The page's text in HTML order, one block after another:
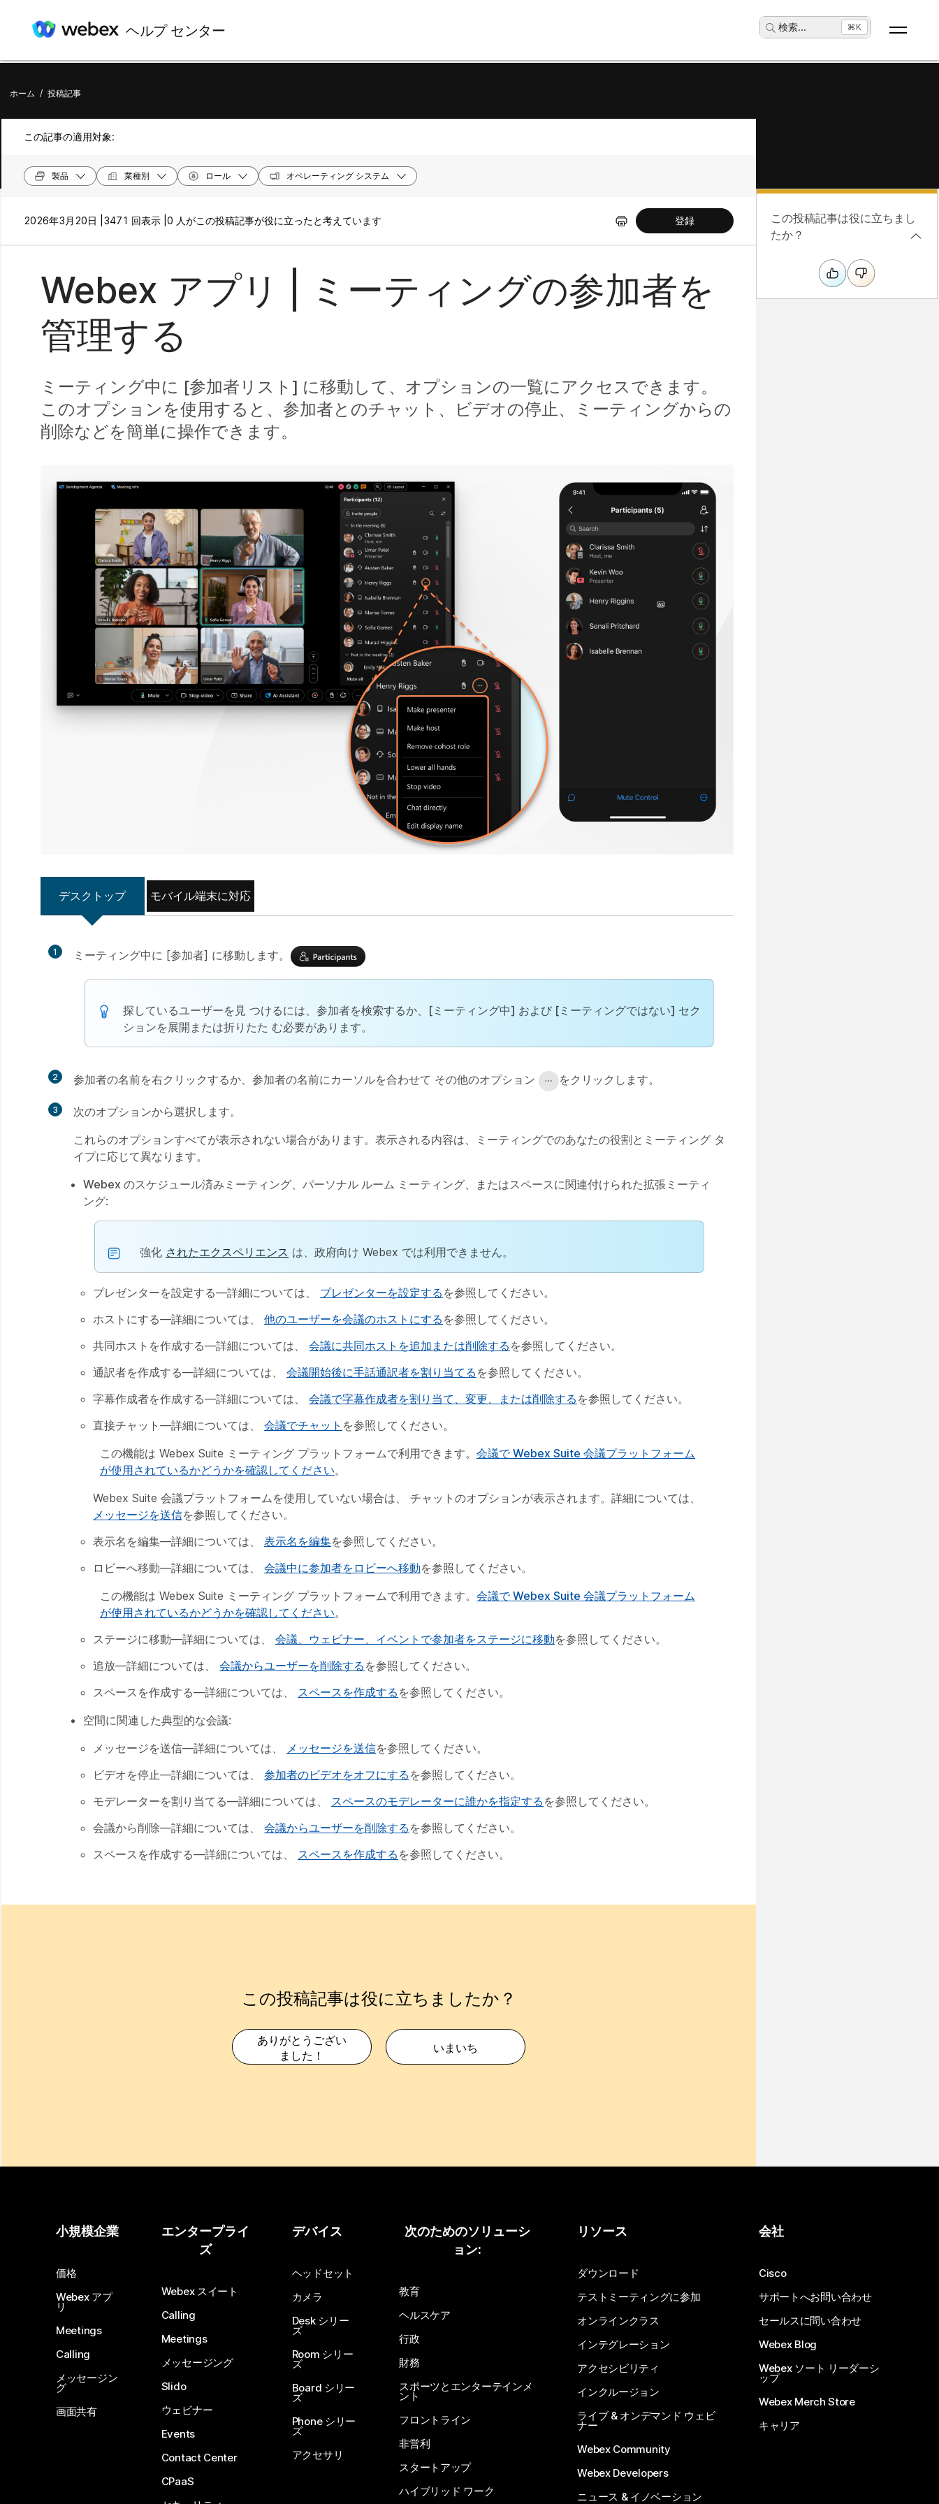
ヘルプ センター 検索... ⌘K
ホーム / 投稿記事
この記事の適用対象:
製品 業種別 ロール オペレーティング システム
2026年3月20日 | 3471 回表示 | 0 人がこの投稿記事が役に立ったと考えています 登録
Webex アプリ | ミーティングの参加者を
管理する
ミーティング中に [参加者リスト] に移動して、オプションの一覧にアクセスできます。
このオプションを使用すると、参加者とのチャット、ビデオの停止、ミーティングからの
削除などを簡単に操作できます。
デスクトップ モバイル端末に対応
1 ミーティング中に [参加者] に移動します。
探しているユーザーを見 つけるには、参加者を検索するか、[ミーティング中] および [ミーティングではない] セク
ションを展開または折りたた む必要があります。
2 参加者の名前を右クリックするか、参加者の名前にカーソルを合わせて その他のオプション をクリックします。
3
次のオプションから選択します。
これらのオプションすべてが表示されない場合があります。表示される内容は、ミーティングでのあなたの役割とミーティング タ
イプに応じて異なります。
Webex のスケジュール済みミーティング、パーソナル ルーム ミーティング、またはスペースに関連付けられた拡張ミーティ
ング:
強化 されたエクスペリエンス は、政府向け Webex では利用できません。
プレゼンターを設定する—詳細については、 プレゼンターを設定する を参照してください。
ホストにする—詳細については、 他のユーザーを会議のホストにする を参照してください。
共同ホストを作成する—詳細については、 会議に共同ホストを追加または削除する を参照してください。
通訳者を作成する—詳細については、 会議開始後に手話通訳者を割り当てる を参照してください。
字幕作成者を作成する—詳細については、 会議で字幕作成者を割り当て、変更、または削除する を参照してください。
直接チャット —詳細については、 会議でチャット を参照してください。
この機能は Webex Suite ミーティング プラットフォームで利用できます。 会議で Webex Suite 会議プラットフォーム
が使用されているかどうかを確認してください。
Webex Suite 会議プラットフォームを使用していない場合は、 チャット のオプションが表示されます。詳細については、
メッセージを送信を参照してください。
表示名を編集—詳細については、 表示名を編集を参照してください。
ロビーへ移動—詳細については、 会議中に参加者をロビーへ移動を参照してください。
この機能は Webex Suite ミーティング プラットフォームで利用できます。 会議で Webex Suite 会議プラットフォーム
が使用されているかどうかを確認してください。
ステージに移動—詳細については、 会議、ウェビナー、イベントで参加者をステージに移動を参照してください。
追放—詳細については、 会議からユーザーを削除する を参照してください。
スペースを作成する—詳細については、 スペースを作成する を参照してください。
空間に関連した典型的な会議:
メッセージを送信—詳細については、 メッセージを送信を参照してください。
ビデオを停止—詳細については、 参加者のビデオをオフにする を参照してください。
モデレーターを割り当てる—詳細については、 スペースのモデレーターに誰かを指定する を参照してください。
会議から削除—詳細については、 会議からユーザーを削除する を参照してください。
スペースを作成する—詳細については、 スペースを作成する を参照してください。
この投稿記事は役に立ちましたか？
ありがとうござい
ました！
いまいち
この投稿記事は役に立ちまし
たか？
小規模企業
価格
Webex アプ
リ
Meetings
Calling
メッセージン
グ
画面共有
エンタープライ
ズ
Webex スイート
Calling
Meetings
メッセージング
Slido
ウェビナー
Events
Contact Center
CPaaS
デバイス
ヘッドセット
カメラ
Desk シリー
ズ
Room シリー
ズ
Board シリー
ズ
Phone シリー
ズ
アクセサリ
次のためのソリューシ
ョン:
教育
ヘルスケア
行政
財務
スポーツとエンターテインメ
ント
フロントライン
非営利
スタートアップ
ハイブリッド ワーク
リソース
ダウンロード
テストミーティングに参加
オンラインクラス
インテグレーション
アクセシビリティ
インクルージョン
ライブ & オンデマンド ウェビ
ナー
Webex Community
Webex Developers
ニュース & イノベーション
会社
Cisco
サポートへお問い合わせ
セールスに問い合わせ
Webex Blog
Webex ソート リーダーシ
ップ
Webex Merch Store
キャリア